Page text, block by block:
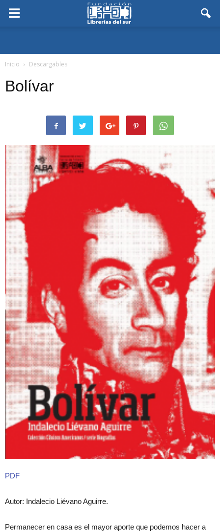
Inicio Descargables
Bolívar
PDF
Autor: Indalecio Liévano Aguirre.
Permanecer en casa es el mayor aporte que podemos hacer a